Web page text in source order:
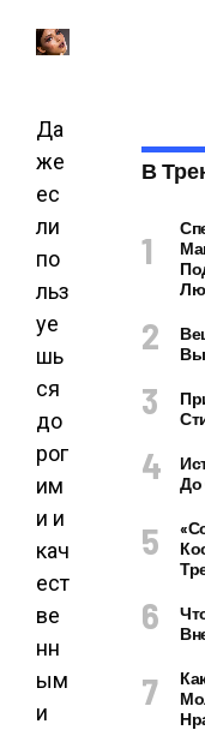
Да
же
ес
ли
по
льз
уе
шь
ся
до
рог
им
и и
кач
ест
ве
нн
ым
и
В
До